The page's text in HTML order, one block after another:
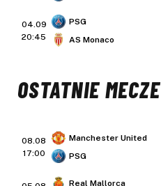
04.09
20:45
PSG
AS Monaco
OSTATNIE MECZE
08.08
17:00
Manchester United
PSG
Real Mallorca